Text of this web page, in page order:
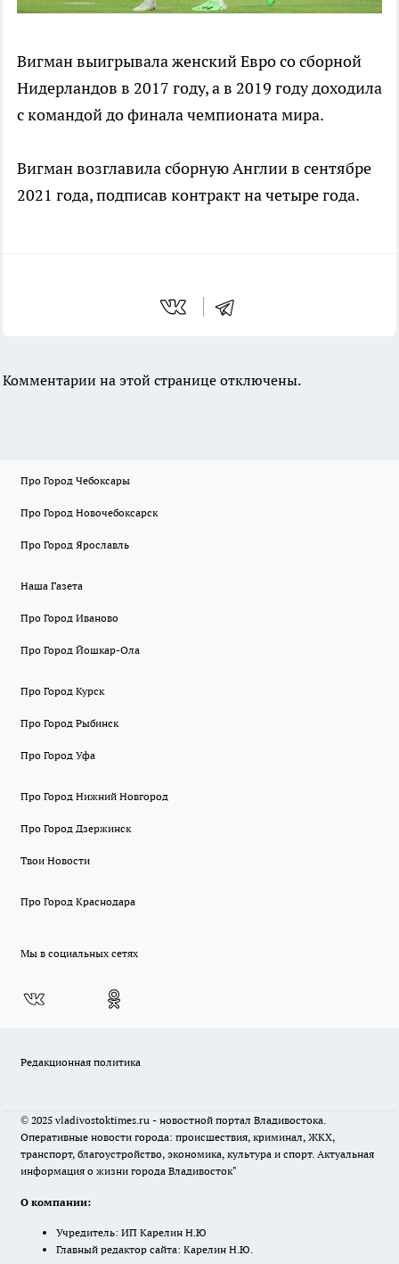
Вигман выигрывала женский Евро со сборной
Нидерландов в 2017 году, а в 2019 году доходила
с командой до финала чемпионата мира.
Вигман возглавила сборную Англии в сентябре
2021 года, подписав контракт на четыре года.
Комментарии на этой странице отключены.
Про Город Чебоксары
Про Город Новочебоксарск
Про Город Ярославль
Наша Газета
Про Город Иваново
Про Город Йошкар-Ола
Про Город Курск
Про Город Рыбинск
Про Город Уфа
Про Город Нижний Новгород
Про Город Дзержинск
Твои Новости
Про Город Краснодара
Мы в социальных сетях
Редакционная политика
© 2025 vladivostoktimes.ru - новостной портал Владивостока.
Оперативные новости города: происшествия, криминал, ЖКХ,
транспорт, благоустройство, экономика, культура и спорт. Актуальная
информация о жизни города Владивосток"
О компании:
Учредитель: ИП Карелин Н.Ю
Главный редактор сайта: Карелин Н.Ю.